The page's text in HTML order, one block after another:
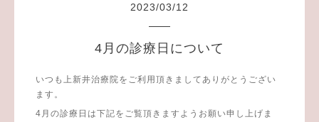
2023/03/12
4月の診療日について
いつも上新井治療院をご利用頂きましてありがとうござい
ます。
4月の診療日は下記をご覧頂きますようお願い申し上げま